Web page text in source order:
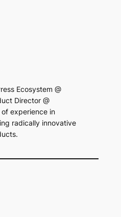
Ecosystem @
Director @
experience in
radically innovative